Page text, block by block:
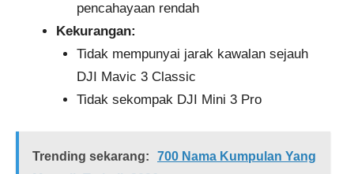
pencahayaan rendah
Kekurangan:
Tidak mempunyai jarak kawalan sejauh
DJI Mavic 3 Classic
Tidak sekompak DJI Mini 3 Pro
Trending sekarang:
700 Nama Kumpulan Yang